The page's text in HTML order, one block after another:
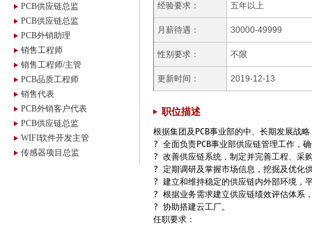
PCB供应链总监
PCB供应链总监
PCB外销助理
销售工程师
销售工程师/主管
PCB品质工程师
销售代表
PCB外销客户代表
PCB供应链总监
WIFI软件开发主管
传感器项目总监
经验要求： 五年以上
月薪待遇： 30000-49999
性别要求： 不限
更新时间： 2019-12-13
职位描述
根据集团及PCB事业部的中、长期发展战
? 全面负责PCB事业部供应链管理工作，
? 改善供应链系统，制定并完善工程、采
? 定期调研及掌握市场信息，挖掘及优化
? 建立和维持稳定的供应链内外部环境，
? 根据业务需求建立供应链绩效评估体系
? 协助搭建云工厂。
任职要求：